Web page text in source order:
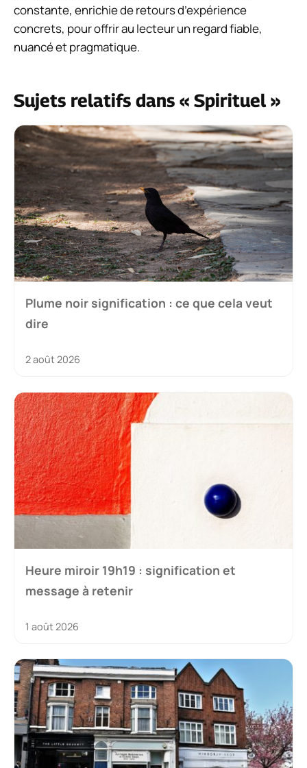
constante, enrichie de retours d’expérience
concrets, pour offrir au lecteur un regard fiable,
nuancé et pragmatique.
Sujets relatifs dans « Spirituel »
Plume noir signification : ce que cela veut
dire
2 août 2026
Heure miroir 19h19 : signification et
message à retenir
1 août 2026